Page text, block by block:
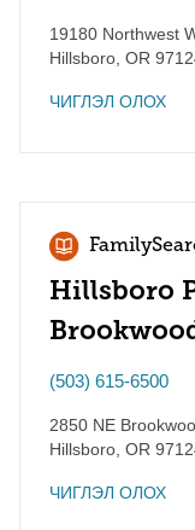
19180 Northwest
Hillsboro OR
ЧИГЛЭЛ ОЛОХ
Hillsboro
(503) 615-6500
2850 NE
Hillsboro OR
ЧИГЛЭЛ ОЛОХ